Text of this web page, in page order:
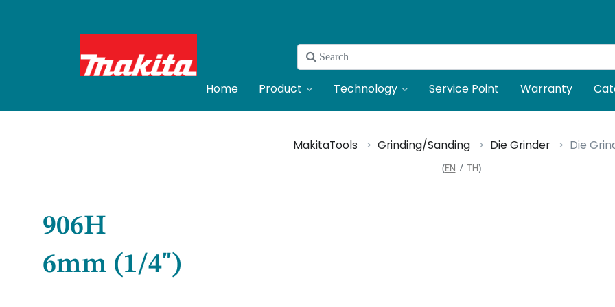
 Search
Home Product Technology Service Point Warranty
MakitaTools Grinding/Sanding Die Grinder Die
(EN / TH)
906H
6mm (1/4")